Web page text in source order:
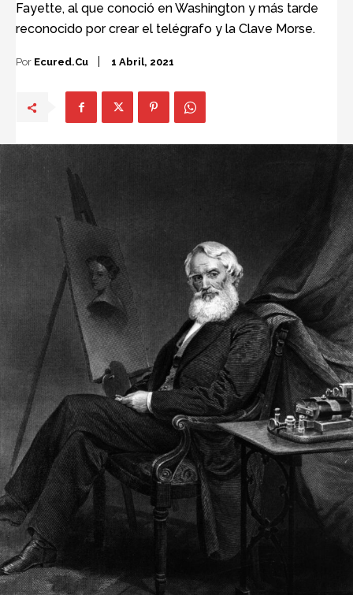
Fayette, al que conoció en Washington y más tarde
reconocido por crear el telégrafo y la Clave Morse.
Por Ecured.cu 1 Abril, 2021